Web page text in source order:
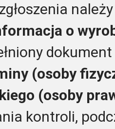
o
(osoby
(osoby
kontroli,